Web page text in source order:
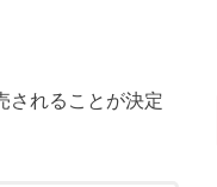
されることが決定